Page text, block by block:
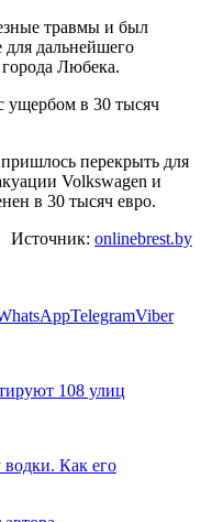
травмы и был
для дальнейшего
Любека.
перекрыть для
Volkswagen и
в 30 тысяч евро.
Источник: onlinebrest.by
TelegramViber
108 улиц
Как его